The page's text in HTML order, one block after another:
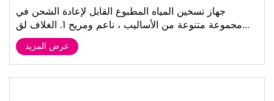
جهاز تسخين المياه المطبوع القابل لإعادة الشحن في
مجموعة متنوعة من الأساليب ، ناعم ومريح 1. الغلاف لق...
عرض المزيد